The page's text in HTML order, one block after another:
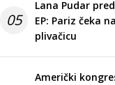
05
Lana Pudar
EP: Pariz čeka
plivačicu
Američki